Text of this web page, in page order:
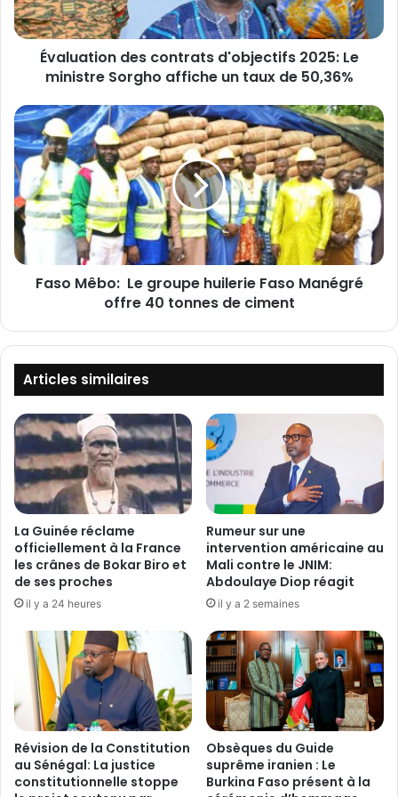
t
i
e
s
c
o
n
t
a
t
o
e
t
f
s
2
0
2
5
:
L
s
t
r
e
S
‎Évaluation des contrats d'objectifs 2025: Le
ministre Sorgho affiche un taux de 50,36%
F
a
s
o
M
ê
b
o
:
u
p
e
h
u
i
l
e
r
i
e
F
n
é
g
r
é
Faso Mêbo: Le groupe huilerie Faso Manégré
offre 40 tonnes de ciment
Articles similaires
La Guinée réclame
officiellement à la France
les crânes de Bokar Biro et
de ses proches
il y a 24 heures
Rumeur sur une
intervention américaine au
Mali contre le JNIM:
Abdoulaye Diop réagit
il y a 2 semaines
Révision de la Constitution
au Sénégal: La justice
constitutionnelle stoppe
Obsèques du Guide
suprême iranien : Le
Burkina Faso présent à la